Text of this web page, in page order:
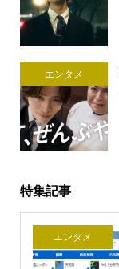
エンタメ
特集記事
エンタメ